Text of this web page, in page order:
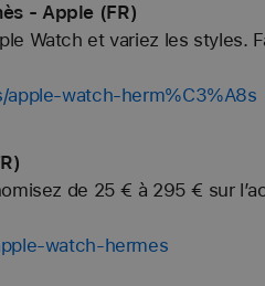
- Apple (FR)
Watch et variez les styles.
apple-watch-herm%C3%A8s
de 25 € à 295 € sur
watch-hermes